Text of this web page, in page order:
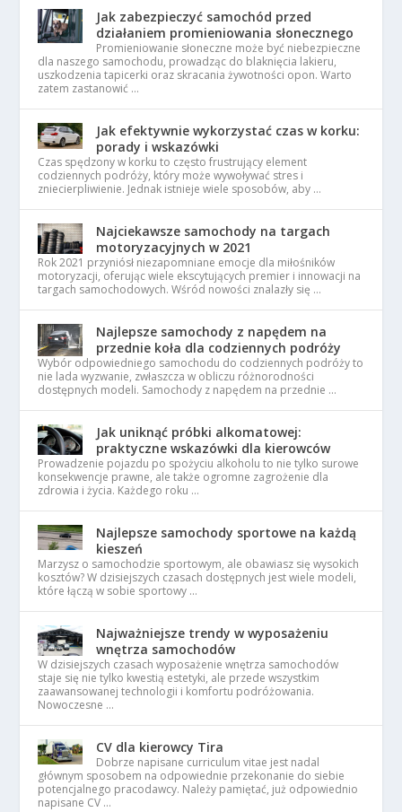
Jak zabezpieczyć samochód przed
działaniem promieniowania słonecznego
Promieniowanie słoneczne może być niebezpieczne
dla naszego samochodu, prowadząc do blaknięcia lakieru,
uszkodzenia tapicerki oraz skracania żywotności opon. Warto
zatem zastanowić …
Jak efektywnie wykorzystać czas w korku:
porady i wskazówki
Czas spędzony w korku to często frustrujący element
codziennych podróży, który może wywoływać stres i
zniecierpliwienie. Jednak istnieje wiele sposobów, aby …
Najciekawsze samochody na targach
motoryzacyjnych w 2021
Rok 2021 przyniósł niezapomniane emocje dla miłośników
motoryzacji, oferując wiele ekscytujących premier i innowacji na
targach samochodowych. Wśród nowości znalazły się …
Najlepsze samochody z napędem na
przednie koła dla codziennych podróży
Wybór odpowiedniego samochodu do codziennych podróży to
nie lada wyzwanie, zwłaszcza w obliczu różnorodności
dostępnych modeli. Samochody z napędem na przednie …
Jak uniknąć próbki alkomatowej:
praktyczne wskazówki dla kierowców
Prowadzenie pojazdu po spożyciu alkoholu to nie tylko surowe
konsekwencje prawne, ale także ogromne zagrożenie dla
zdrowia i życia. Każdego roku …
Najlepsze samochody sportowe na każdą
kieszeń
Marzysz o samochodzie sportowym, ale obawiasz się wysokich
kosztów? W dzisiejszych czasach dostępnych jest wiele modeli,
które łączą w sobie sportowy …
Najważniejsze trendy w wyposażeniu
wnętrza samochodów
W dzisiejszych czasach wyposażenie wnętrza samochodów
staje się nie tylko kwestią estetyki, ale przede wszystkim
zaawansowanej technologii i komfortu podróżowania.
Nowoczesne …
CV dla kierowcy Tira
Dobrze napisane curriculum vitae jest nadal
głównym sposobem na odpowiednie przekonanie do siebie
potencjalnego pracodawcy. Należy pamiętać, już odpowiednio
napisane CV …